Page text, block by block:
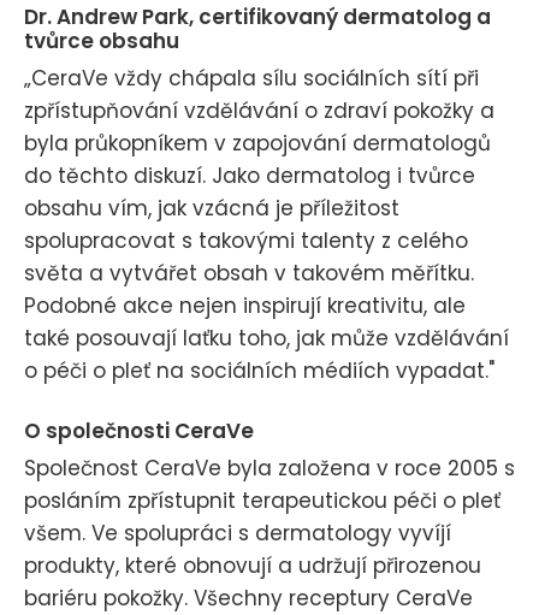
Dr. Andrew Park, certifikovaný dermatolog a
tvůrce obsahu
„CeraVe vždy chápala sílu sociálních sítí při
zpřístupňování vzdělávání o zdraví pokožky a
byla průkopníkem v zapojování dermatologů
do těchto diskuzí. Jako dermatolog i tvůrce
obsahu vím, jak vzácná je příležitost
spolupracovat s takovými talenty z celého
světa a vytvářet obsah v takovém měřítku.
Podobné akce nejen inspirují kreativitu, ale
také posouvají laťku toho, jak může vzdělávání
o péči o pleť na sociálních médiích vypadat."
O společnosti CeraVe
Společnost CeraVe byla založena v roce 2005 s
posláním zpřístupnit terapeutickou péči o pleť
všem. Ve spolupráci s dermatology vyvíjí
produkty, které obnovují a udržují přirozenou
bariéru pokožky. Všechny receptury CeraVe